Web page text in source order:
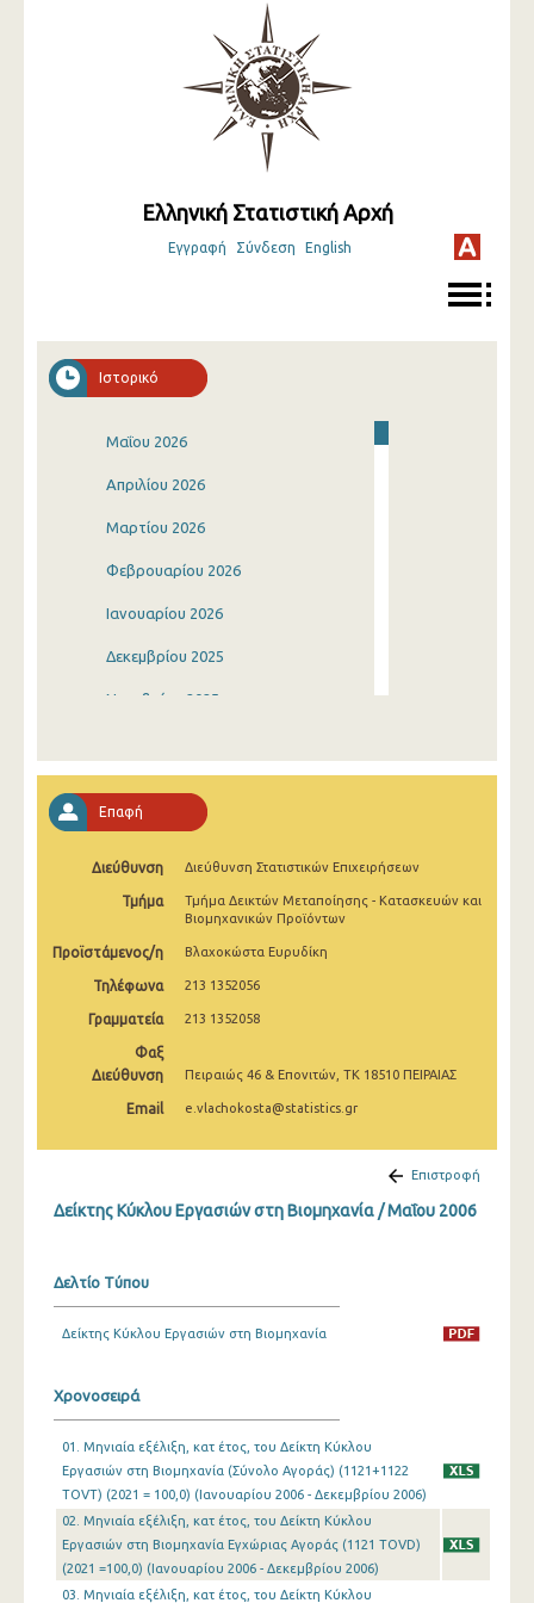
Ελληνική Στατιστική Αρχή
Εγγραφή Σύνδεση English
Ιστορικό
Μαΐου 2026
Απριλίου 2026
Μαρτίου 2026
Φεβρουαρίου 2026
Ιανουαρίου 2026
Δεκεμβρίου 2025
Νοεμβρίου 2025
Αυγούστου 2025
Ιουλίου 2025
Ιουνίου 2025
Μαΐου 2025
Μαρτίου 2025
Φεβρουαρίου 2025
Νοεμβρίου 2024
Αυγούστου 2024
Ιουλίου 2024
Μαΐου 2024
Απριλίου 2024
Επαφή
Διεύθυνση Διεύθυνση Στατιστικών Επιχειρήσεων
Τμήμα
Τμήμα Δεικτών Μεταποίησης - Κατασκευών και
Βιομηχανικών Προϊόντων
Προϊστάμενος/η Βλαχοκώστα Ευρυδίκη
Τηλέφωνα 213 1352056
Γραμματεία 213 1352058
Φαξ
Διεύθυνση
Πειραιώς 46 & Επονιτών, ΤΚ 18510 ΠΕΙΡΑΙΑΣ
Email e.vlachokosta@statistics.gr
Επιστροφή
Δείκτης Κύκλου Εργασιών στη Βιομηχανία / Μαΐου 2006
Δελτίο Τύπου
Δείκτης Κύκλου Εργασιών στη Βιομηχανία
Χρονοσειρά
01. Μηνιαία εξέλιξη, κατ έτος, του Δείκτη Κύκλου
Εργασιών στη Βιομηχανία (Σύνολο Αγοράς) (1121+1122
TOVT) (2021 = 100,0) (Ιανουαρίου 2006 - Δεκεμβρίου 2006)
02. Μηνιαία εξέλιξη, κατ έτος, του Δείκτη Κύκλου
Εργασιών στη Βιομηχανία Εγχώριας Αγοράς (1121 TOVD)
(2021 =100,0) (Ιανουαρίου 2006 - Δεκεμβρίου 2006)
03. Μηνιαία εξέλιξη, κατ έτος, του Δείκτη Κύκλου